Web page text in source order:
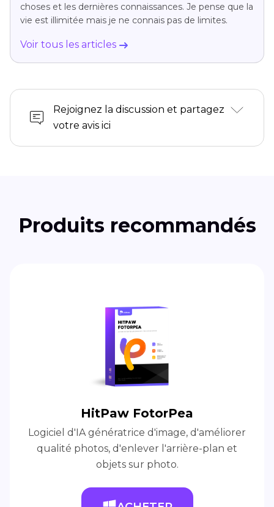
choses et les dernières connaissances. Je pense que la
vie est illimitée mais je ne connais pas de limites.
Voir tous les articles
Rejoignez la discussion et partagez
votre avis ici
Produits recommandés
HitPaw FotorPea
Logiciel d'IA génératrice d'image, d'améliorer
qualité photos, d'enlever l'arrière-plan et
objets sur photo.